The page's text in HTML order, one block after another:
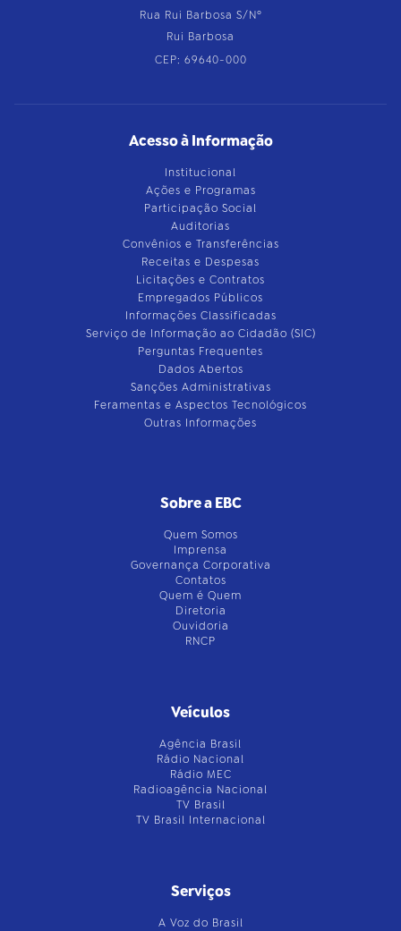
Rua Rui Barbosa S/Nº
Rui Barbosa
CEP: 69640-000
Acesso à Informação
Institucional
Ações e Programas
Participação Social
Auditorias
Convênios e Transferências
Receitas e Despesas
Licitações e Contratos
Empregados Públicos
Informações Classificadas
Serviço de Informação ao Cidadão (SIC)
Perguntas Frequentes
Dados Abertos
Sanções Administrativas
Feramentas e Aspectos Tecnológicos
Outras Informações
Sobre a EBC
Quem Somos
Imprensa
Governança Corporativa
Contatos
Quem é Quem
Diretoria
Ouvidoria
RNCP
Veículos
Agência Brasil
Rádio Nacional
Rádio MEC
Radioagência Nacional
TV Brasil
TV Brasil Internacional
Serviços
A Voz do Brasil